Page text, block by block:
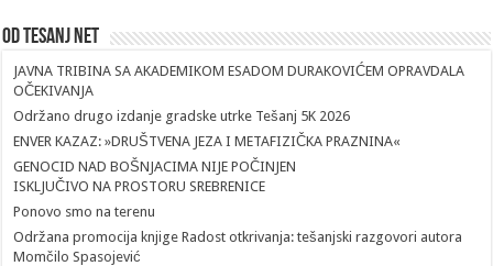
Od Tesanj Net
JAVNA TRIBINA SA AKADEMIKOM ESADOM DURAKOVIĆEM OPRAVDALA
OČEKIVANJA
Održano drugo izdanje gradske utrke Tešanj 5K 2026
ENVER KAZAZ: »DRUŠTVENA JEZA I METAFIZIČKA PRAZNINA«
GENOCID NAD BOŠNJACIMA NIJE POČINJEN
ISKLJUČIVO NA PROSTORU SREBRENICE
Ponovo smo na terenu
Održana promocija knjige Radost otkrivanja: tešanjski razgovori autora
Momčilo Spasojević